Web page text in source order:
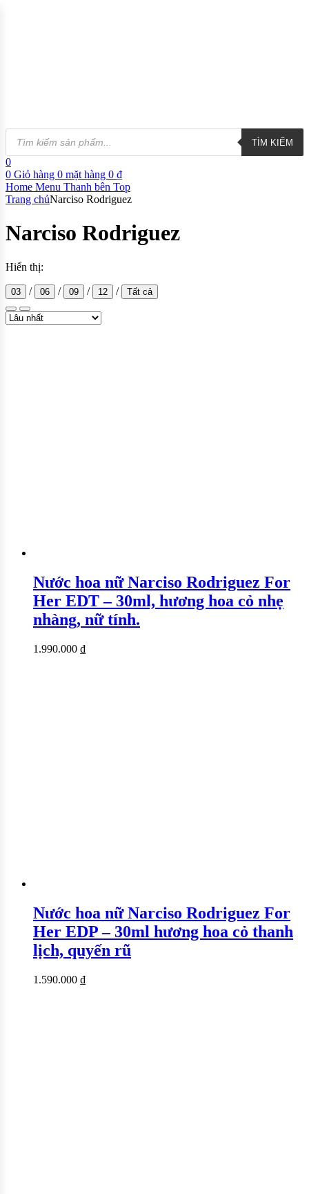
TÌM KIẾM
0
0 Giỏ hàng 0 mặt hàng 0 ₫
Home Menu Thanh bên Top
Trang chủNarciso Rodriguez
Narciso Rodriguez
Hiển thị:
03 / 06 / 09 / 12 / Tất cả
Nước hoa nữ Narciso Rodriguez For
Her EDT – 30ml, hương hoa cỏ nhẹ
nhàng, nữ tính.
1.990.000 ₫
Nước hoa nữ Narciso Rodriguez For
Her EDP – 30ml hương hoa cỏ thanh
lịch, quyến rũ
1.590.000 ₫